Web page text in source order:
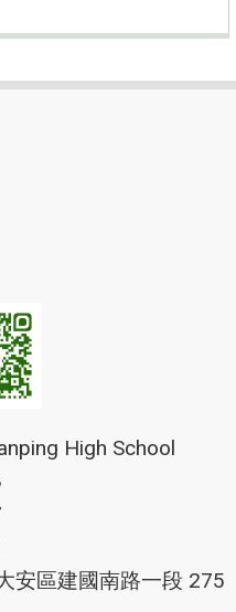
High School
安區建國南路一段 275